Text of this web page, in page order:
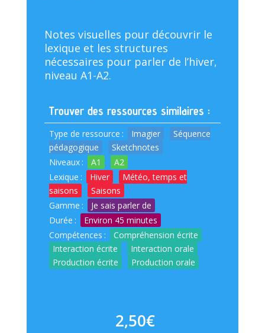
Notes visuelles pour découvrir le
lexique et les structures
nécessaires pour parler de l’hiver,
niveau A1-A2.
Trouver des ressources similaires :
Type de ressource : Imagier
Séquence
pédagogique
Sketchnotes
Niveaux : A1
A2
Lexique : Hiver
Météo, temps et
saisons
Saisons
Gamme :
Je sais parler de
Durée :
Environ 45 minutes
Compétences :
Compréhension écrite
Interaction écrite
Interaction orale
Production écrite
Production orale
2,50€